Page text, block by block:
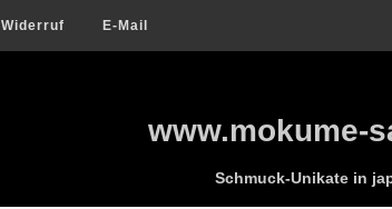
Widerruf E-Mail
www.mokume-
Schmuck-Unikate in